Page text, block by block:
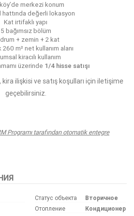
merkezi konum
hattında değerli lokasyon
Kat irtifaklı yapı
5 bağımsız bölüm
+ zemin + 2 kat
260 m² net kullanım alanı
kiracılı kullanım
üzerinde 1/4 hisse satışı
kira ilişkisi ve satış koşulları için iletişime
geçebilirsiniz.
Programı tarafından otomatik entegre
Статус объекта
Вторичное
Отопление
Кондиционер